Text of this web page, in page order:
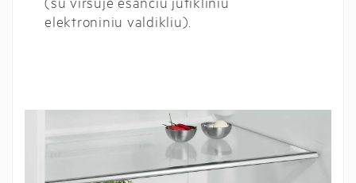
elektroniniu valdikliu).